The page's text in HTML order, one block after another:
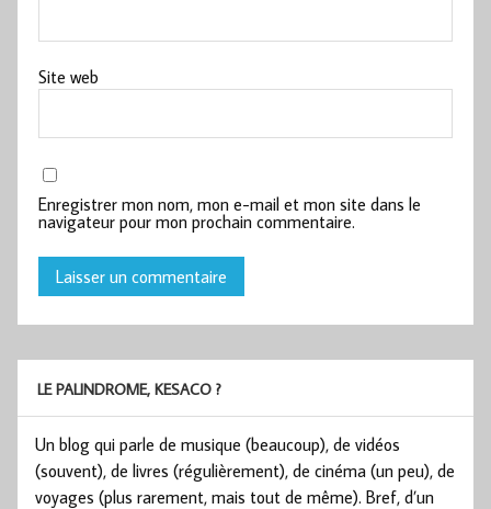
Site web
Enregistrer mon nom, mon e-mail et mon site dans le
navigateur pour mon prochain commentaire.
LE PALINDROME, KESACO ?
Un blog qui parle de musique (beaucoup), de vidéos
(souvent), de livres (régulièrement), de cinéma (un peu), de
voyages (plus rarement, mais tout de même). Bref, d’un